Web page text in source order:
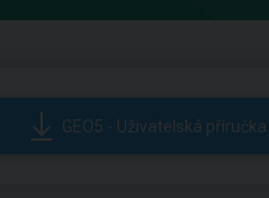
GEO5 - Uživatelská příručka